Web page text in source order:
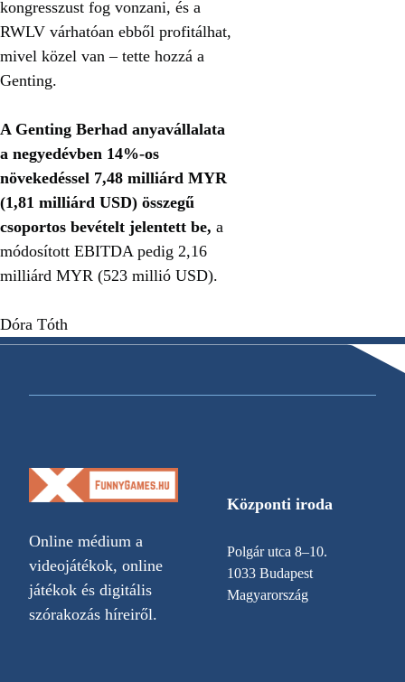
kongresszust fog vonzani, és a
RWLV várhatóan ebből profitálhat,
mivel közel van – tette hozzá a
Genting.
A Genting Berhad anyavállalata
a negyedévben 14%-os
növekedéssel 7,48 milliárd MYR
(1,81 milliárd USD) összegű
csoportos bevételt jelentett be, a
módosított EBITDA pedig 2,16
milliárd MYR (523 millió USD).
Dóra Tóth
Online médium a
videojátékok, online
játékok és digitális
szórakozás híreiről.
Központi iroda
Polgár utca 8–10.
1033 Budapest
Magyarország